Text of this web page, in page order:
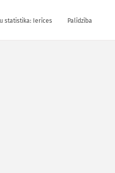
statistika: Ierīces Palīdzība